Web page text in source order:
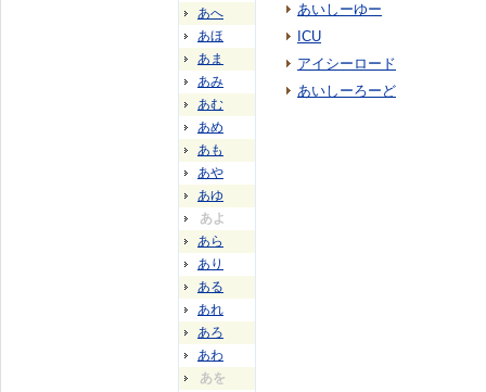
あへ
あほ
あま
あみ
あむ
あめ
あも
あや
あゆ
あよ
あら
あり
ある
あれ
あろ
あわ
あを
あいしーゆー
ICU
アイシーロード
あいしーろーど